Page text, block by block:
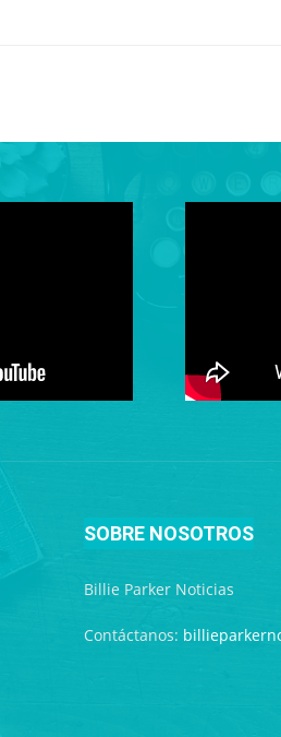
SOBRE NOSOTROS
Billie Parker Noticias
Contáctanos: